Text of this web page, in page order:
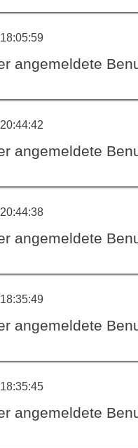
angemeldete
angemeldete
angemeldete
angemeldete
angemeldete